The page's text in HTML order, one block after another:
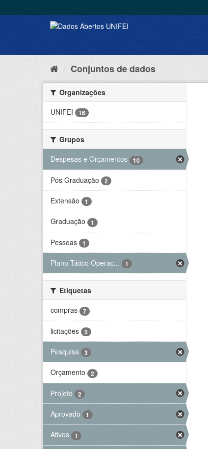
Conjuntos de dados
Organizações
UNIFEI
16
Grupos
Despesas e Orçamentos
10
Pós Graduação 2
Extensão 1
Graduação 1
Pessoas 1
Plano Tático Operac... 1
Etiquetas
compras
7
licitações 5
Pesquisa 3
Orçamento 2
Projeto 2
Aprovado 1
Ativos 1